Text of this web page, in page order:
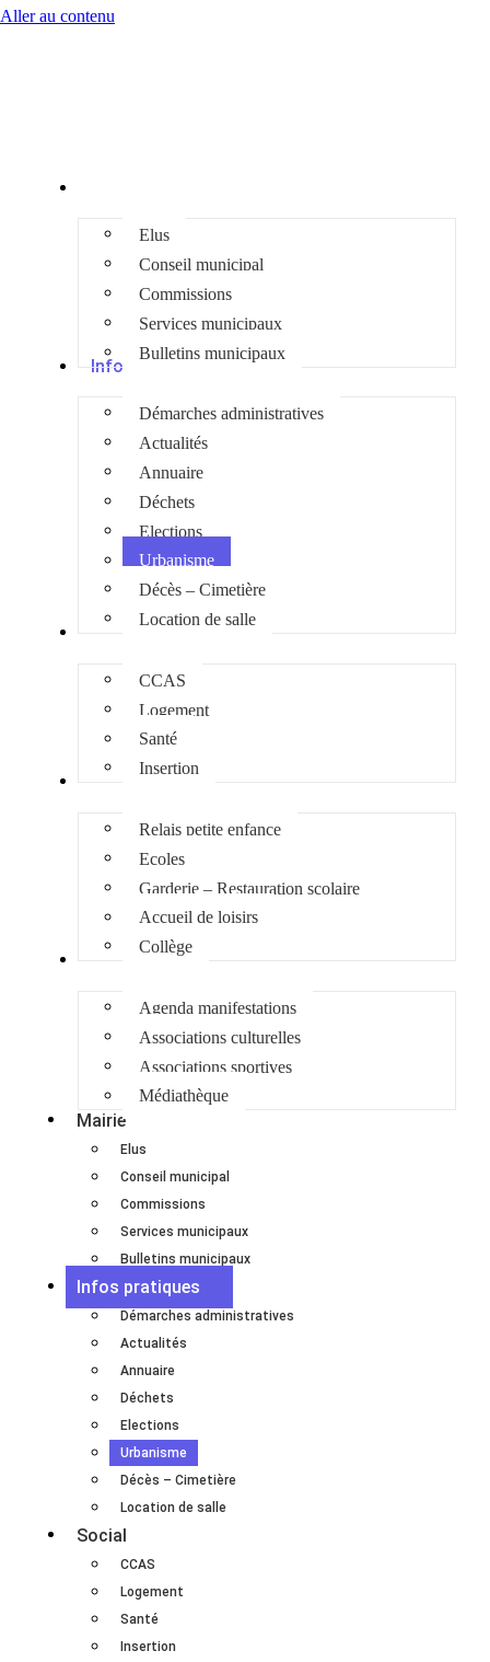
Aller au contenu
Elus
Conseil municipal
Commissions
Services municipaux
Bulletins municipaux
Infos pratiques
Démarches administratives
Actualités
Annuaire
Déchets
Elections
Urbanisme
Décès – Cimetière
Location de salle
CCAS
Logement
Santé
Insertion
Relais petite enfance
Ecoles
Garderie – Restauration scolaire
Accueil de loisirs
Collège
Culture et loisirs
Agenda manifestations
Associations culturelles
Associations sportives
Médiathèque
Mairie
Elus
Conseil municipal
Commissions
Services municipaux
Bulletins municipaux
Infos pratiques
Démarches administratives
Actualités
Annuaire
Déchets
Elections
Urbanisme
Décès – Cimetière
Location de salle
Social
CCAS
Logement
Santé
Insertion